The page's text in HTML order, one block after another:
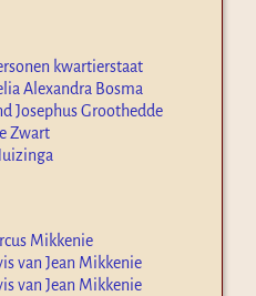
kwartierstaat
Alexandra Bosma
Josephus Groothedde
Zwart
Mikkenie
van Jean Mikkenie
van Jean Mikkenie